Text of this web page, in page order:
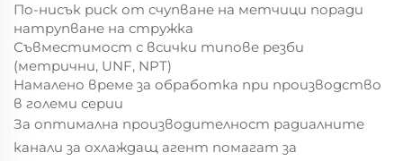
По-нисък риск от счупване на метчици поради
натрупване на стружка
Съвместимост с всички типове резби
(метрични, UNF, NPT)
Намалено време за обработка при производство
в големи серии
За оптимална производителност радиалните
канали за охлаждащ агент помагат за